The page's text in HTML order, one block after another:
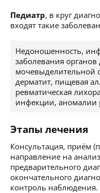
Педиатр, в круг
входят такие
Недоношенность,
заболевания
мочевыделительной
дерматит, пищевая
ревматическая
инфекции, аномалии
Этапы лечения
Консультация, приём
направление на
предварительного
окончательного
контроль наблюдения.